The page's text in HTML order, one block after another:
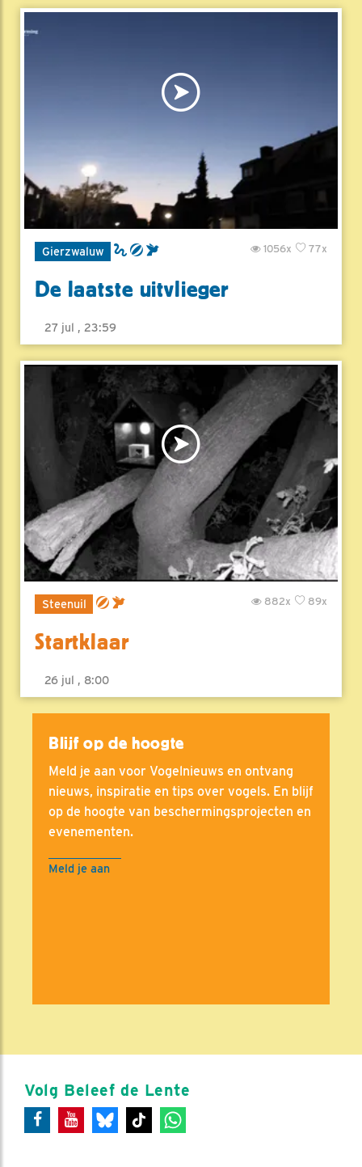
Gierzwaluw 77x
1056x
De laatste uitvlieger
27 jul , 23:59
Steenuil 89x
882x
Startklaar
26 jul , 8:00
Blijf op de hoogte
Meld je aan voor Vogelnieuws en ontvang
nieuws, inspiratie en tips over vogels. En blijf
op de hoogte van beschermingsprojecten en
evenementen.
Meld je aan
Volg Beleef de Lente